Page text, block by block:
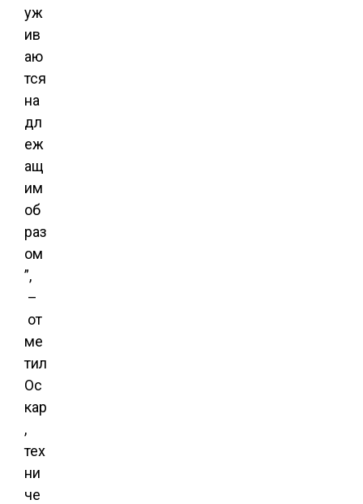
уж
ив
аю
тся
на
дл
еж
ащ
им
об
раз
ом
”,
–
от
ме
тил
Ос
кар
,
тех
ни
че